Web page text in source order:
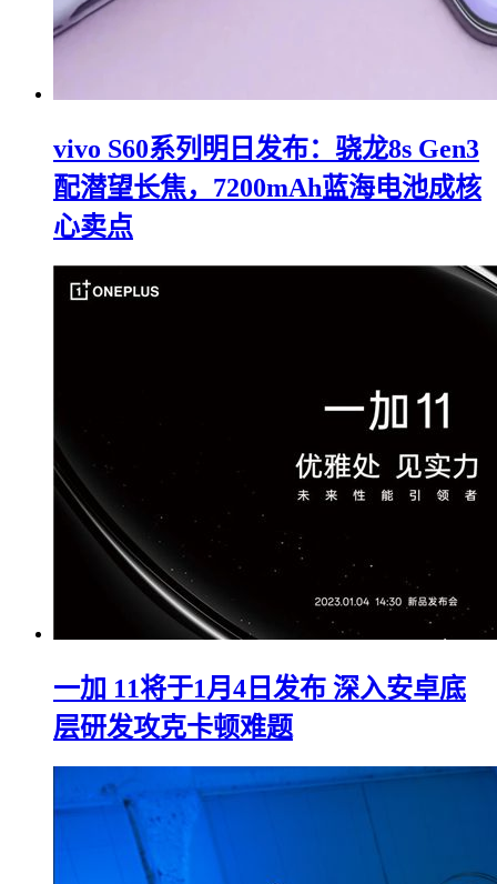
vivo S60系列明日发布：骁龙8s Gen3
配潜望长焦，7200mAh蓝海电池成核
心卖点
一加 11将于1月4日发布 深入安卓底
层研发攻克卡顿难题